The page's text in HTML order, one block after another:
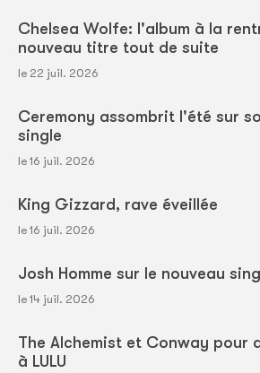
Chelsea Wolfe: l'album à la
nouveau titre tout de suite
le 22 juil. 2026
Ceremony assombrit l'été sur
single
le 16 juil. 2026
King Gizzard, rave éveillée
le 16 juil. 2026
Josh Homme sur le nouveau
le 14 juil. 2026
The Alchemist et Conway pour
à LULU